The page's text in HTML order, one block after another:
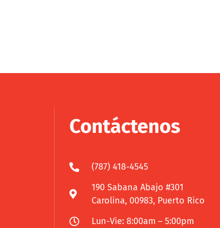
Contáctenos
(787) 418-4545
190 Sabana Abajo #301
Carolina, 00983, Puerto Rico
Lun-Vie: 8:00am – 5:00pm